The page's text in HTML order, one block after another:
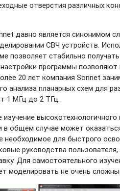
отверстия различных
давно является синонимом
СВЧ устройств.
позволяет стабильно
программы
20 лет компания Sonnet
анализа планарных схем для
1 МГц до 2 ТГц.
в общем случае может
необходимое для быстрого
руководства
Для самостоятельного
моделировать не очень